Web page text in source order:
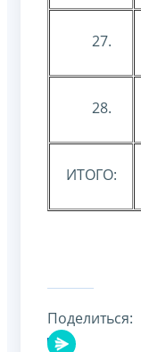
27.
28.
ИТОГО:
Поделиться: